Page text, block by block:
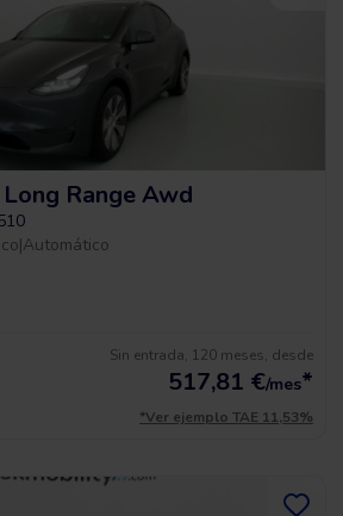
Range Awd
|Automático
Sin entrada, 120 meses, desde
517,81 €/mes*
*Ver ejemplo TAE 11,53%